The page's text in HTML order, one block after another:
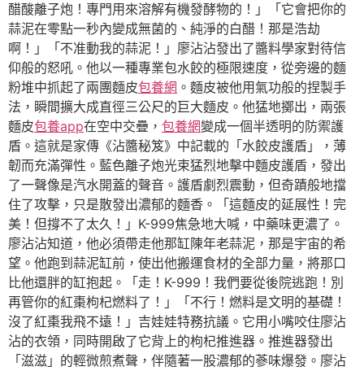
醋酸離子炮！專門用來溶解有機發酵物的！」「它會把你的
蒜泥在零點一秒內變成無菌的、純淨的白醋！那是浩劫
啊！」「不准動我的蒜泥！」廖沾沾發出了醬料學家對待信
仰般的怒吼。他以一種專業包水餃的極限速度，從旁邊的麵
粉堆中抓起了兩團麵皮包養網 。麵皮被他用氣功般的捏製手
法，瞬間擴大成直徑三公尺的巨大麵皮。他猛地擲出，兩張
麵皮包養app在空中交疊， 包養網變成一個半透明的防禦護
盾。這就是家傳《沾醬秘笈》中記載的「水餃皮護盾」，薄
韌而充滿彈性。藍色離子炮光束猛烈地擊中麵皮護盾，發出
了一聲像是汽水開蓋的聲音。護盾劇烈震動，但奇蹟般地擋
住了攻擊，只是散發出濃郁的麵香。「這麵皮的延展性！完
美！但撐不了太久！」K-999焦急地大喊，中藥味更濃了。
廖沾沾知道，他必須帶走他那缸陳年老蒜泥，那是宇宙的希
望。他跑到蒜泥缸前，使出他搬運食材的全部力量，將那口
比他還胖的缸抱起。「走！K-999！我們要從後院逃跑！別
再管你的紅棗枸杞燃料了！」「不行！燃料是文明的基礎！
沒了紅棗我飛不遠！」吉娃娃特務抗議。它用小嘴咬住廖沾
沾的衣領，同時開啟了它背上的枸杞推進器。推進器發出
「滋滋」的輕微煎煮聲，伴隨著一股濃郁的蔘味爆發。廖沾